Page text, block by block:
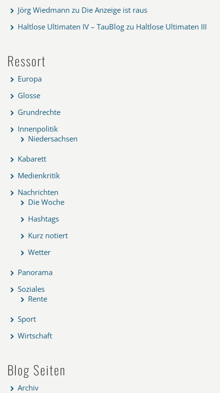
Jörg Wiedmann zu Die Anzeige ist raus
Haltlose Ultimaten IV – TauBlog zu Haltlose Ultimaten III
Ressort
Europa
Glosse
Grundrechte
Innenpolitik
Niedersachsen
Kabarett
Medienkritik
Nachrichten
Die Woche
Hashtags
Kurz notiert
Wetter
Panorama
Soziales
Rente
Sport
Wirtschaft
Blog Seiten
Archiv